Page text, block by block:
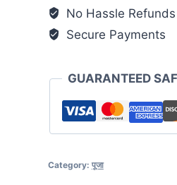
No Hassle Refunds
Secure Payments
GUARANTEED
Category: पूजा